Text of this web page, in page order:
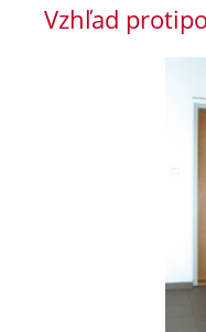
Vzhľad